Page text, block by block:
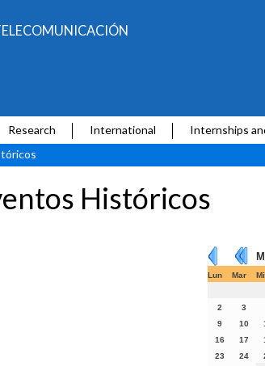
Research International
Internships
Históricos
Lun Mar
2
3
9
10
16
17
23
24